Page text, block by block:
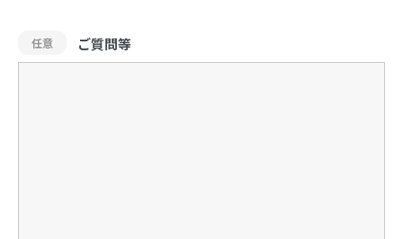
任意 ご質問等